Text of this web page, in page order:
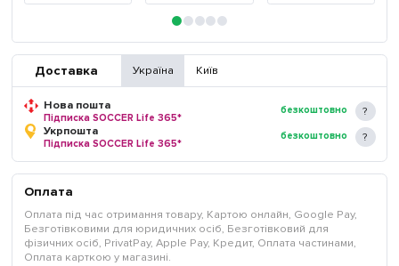
Доставка Україна Київ
Нова пошта
Підписка SOCCER Life 365*
безкоштовно
Укрпошта
Підписка SOCCER Life 365*
безкоштовно
Оплата
Оплата під час отримання товару, Картою онлайн, Google Pay,
Безготівковими для юридичних осіб, Безготівковий для
фізичних осіб, PrivatPay, Apple Pay, Кредит, Оплата частинами,
Оплата карткою у магазині.